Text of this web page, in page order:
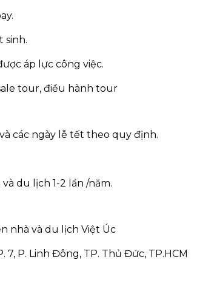
sinh.
áp lực công việc.
tour, điều hành tour
các ngày lễ tết theo quy định.
du lịch 1-2 lần /năm.
nhà và du lịch Việt Úc
7, P. Linh Đông, TP. Thủ Đức, TP.HCM